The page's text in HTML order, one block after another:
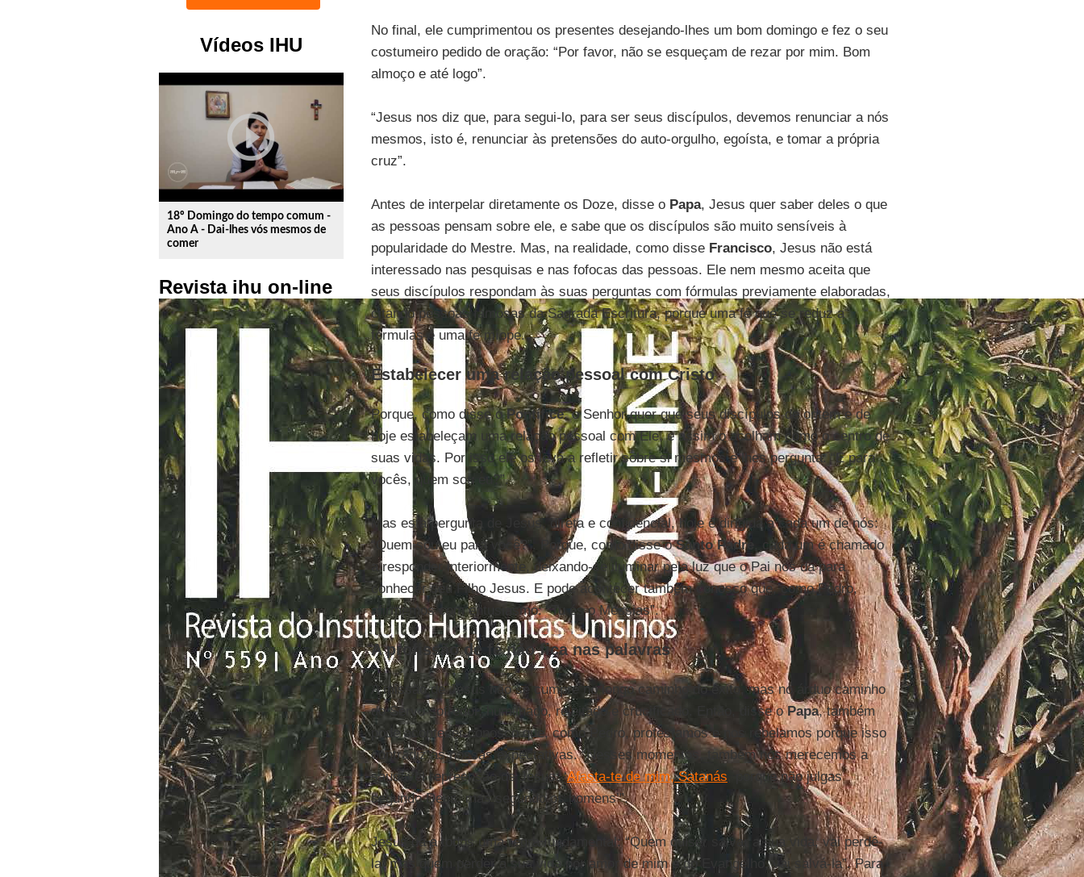
Vídeos IHU
play_circle_outline
18º Domingo do tempo comum -
Ano A - Dai-lhes vós mesmos de
comer
Revista ihu on-line
No final, ele cumprimentou os presentes desejando-lhes um bom domingo e fez o seu
costumeiro pedido de oração: “Por favor, não se esqueçam de rezar por mim. Bom
almoço e até logo”.
“Jesus nos diz que, para segui-lo, para ser seus discípulos, devemos renunciar a nós
mesmos, isto é, renunciar às pretensões do auto-orgulho, egoísta, e tomar a própria
cruz”.
Antes de interpelar diretamente os Doze, disse o Papa, Jesus quer saber deles o que
as pessoas pensam sobre ele, e sabe que os discípulos são muito sensíveis à
popularidade do Mestre. Mas, na realidade, como disse Francisco, Jesus não está
interessado nas pesquisas e nas fofocas das pessoas. Ele nem mesmo aceita que
seus discípulos respondam às suas perguntas com fórmulas previamente elaboradas,
citando pessoas famosas da Sagrada Escritura, porque uma fé que se reduz a
fórmulas é uma fé míope.
Estabelecer uma relação pessoal com Cristo
Porque, como disse oPontífice, o Senhor quer que seus discípulos de ontem e de
hoje estabeleçam uma relação pessoal com Ele, e assim o acolham como o centro de
suas vidas. Por isso ele os leva a refletir sobre si mesmos e lhes pergunta: “E para
vocês, quem sou eu?”.
Mas esta pergunta de Jesus, direta e confidencial, hoje é dirigida a cada um de nós:
“Quem sou eu para você?”. Porque, como disse oSanto Padre
, cada um é chamado
a responder interiormente, deixando-se iluminar pela luz que o Pai nos dá para
conhecer seu Filho Jesus. E pode acontecer também conosco que, como Pedro,
afirmemos com entusiasmo: “Tu és o Messias”.
A profissão de fé não fica nas palavras
A missão de Jesus não se cumpre no longo caminho do êxito, mas no árduo caminho
do Servo sofredor, humilhado, rejeitado e crucificado. Então, disse oPapa, também
pode acontecer conosco que, como Pedro, protestamos e nos rebelamos porque isso
contradiz as nossas expectativas. “Nesses momentos, também nós merecemos a
saudável repreensão de Jesus: ‘Afasta-te de mim, Satanás , porque não julgas
segundo Deus, mas segundo os homens’”.
Jesus dá a todos uma regra fundamental: “Quem quiser salvar a sua vida, vai perdê-
la; mas quem perder a sua vida por amor de mim e do Evangelho, vai salvá-la”. Para